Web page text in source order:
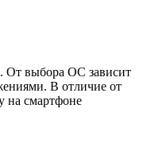
От выбора ОС зависит
В отличие от
на смартфоне